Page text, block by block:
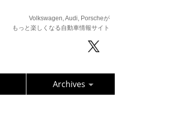
Volkswagen, Audi, Porscheが
もっと楽しくなる自動車情報サイト
Archives